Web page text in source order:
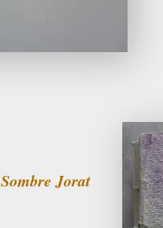
Sombre Jorat